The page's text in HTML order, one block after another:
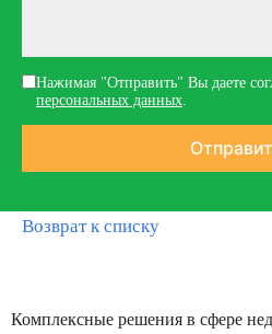
Нажимая "Отправить" Вы даете
персональных данных
Возврат к списку
Комплексные решения в сфере